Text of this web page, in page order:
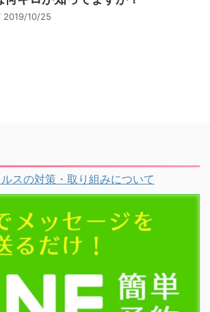
2019/10/25
スの対策・取り組みについて